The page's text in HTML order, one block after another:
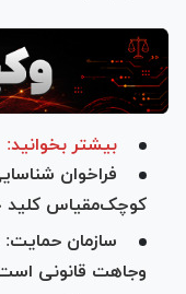
بیشتر بخوانید:
فراخوان
کوچک‌مقیاس کلید
سازمان حمایت:
وجاهت قانونی